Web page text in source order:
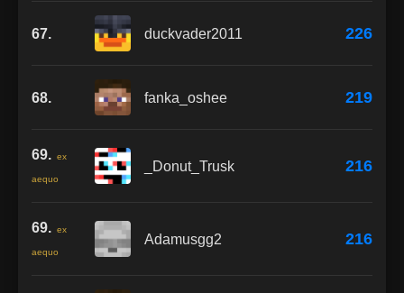
67. duckvader2011 226
68. fanka_oshee 219
69. ex
aequo
_Donut_Trusk 216
69. ex
aequo
Adamusgg2 216